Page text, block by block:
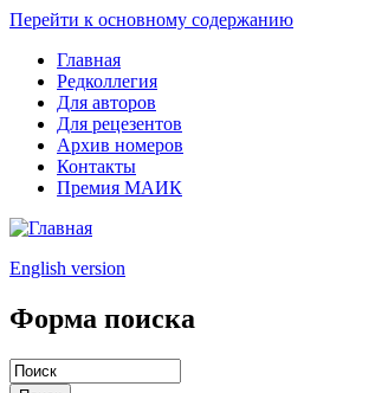
Перейти к основному содержанию
Главная
Редколлегия
Для авторов
Для рецезентов
Архив номеров
Контакты
Премия МАИК
English version
Форма поиска